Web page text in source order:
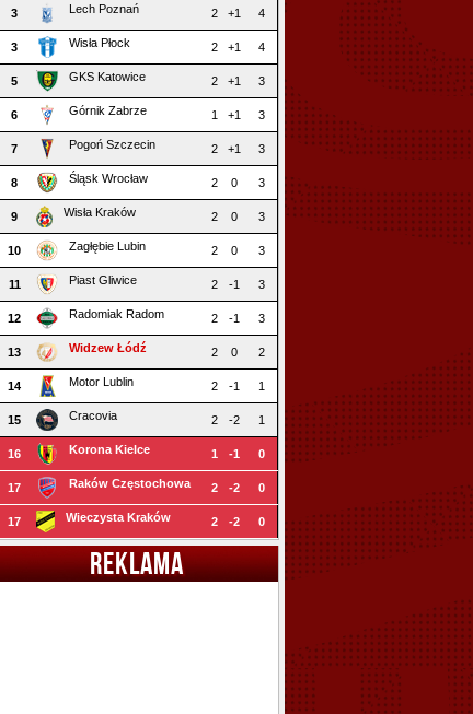
3 Lech Poznań 2 +1 4
3 Wisła Płock 2 +1 4
5 GKS Katowice 2 +1 3
6 Górnik Zabrze 1 +1 3
7 Pogoń Szczecin 2 +1 3
8 Śląsk Wrocław 2 0 3
9 Wisła Kraków 2 0 3
10 Zagłębie Lubin 2 0 3
11 Piast Gliwice 2 -1 3
12 Radomiak Radom 2 -1 3
13 Widzew Łódź 2 0 2
14 Motor Lublin 2 -1 1
15 Cracovia 2 -2 1
16 Korona Kielce 1 -1 0
17 Raków Częstochowa 2 -2 0
17 Wieczysta Kraków 2 -2 0
REKLAMA